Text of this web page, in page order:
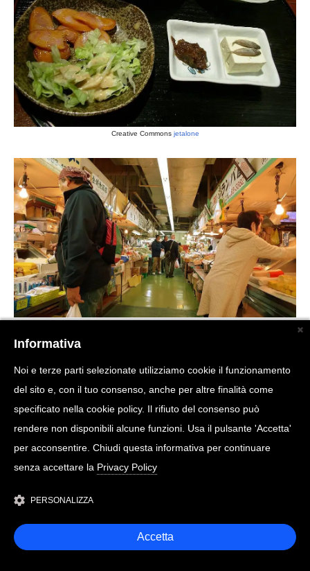
Creative Commons jetalone
Informativa
Noi e terze parti selezionate utilizziamo cookie il funzionamento
del sito e, con il tuo consenso, anche per altre finalità come
specificato nella cookie policy. Il rifiuto del consenso può
rendere non disponibili alcune funzioni. Usa il pulsante 'Accetta'
per acconsentire. Chiudi questa informativa per continuare
senza accettare la Privacy Policy
PERSONALIZZA
Accetta